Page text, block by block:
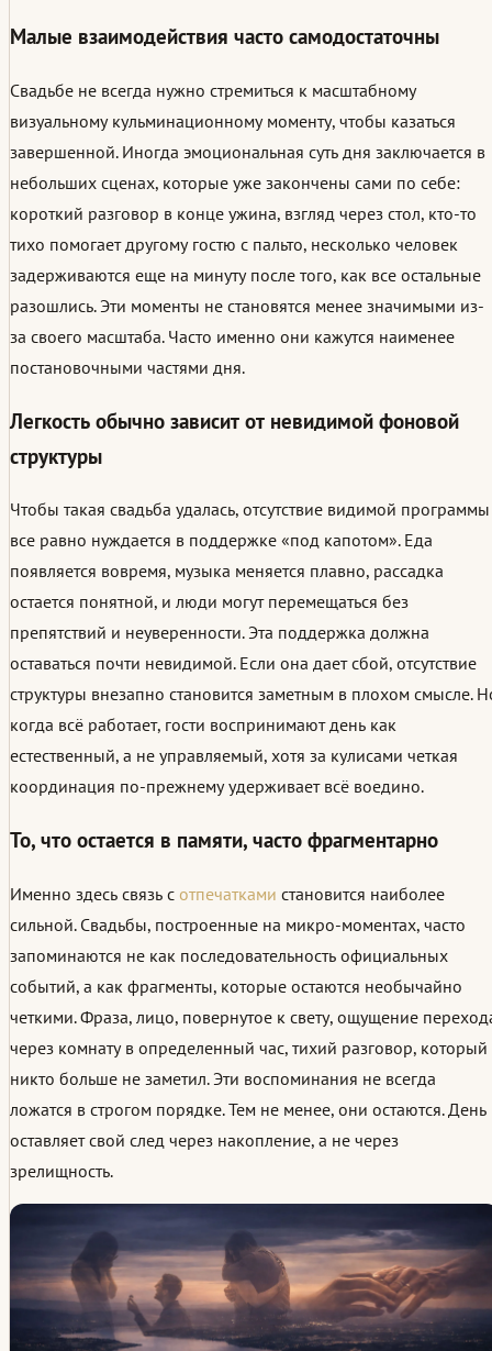
Малые взаимодействия часто самодостаточны
Свадьбе не всегда нужно стремиться к масштабному
визуальному кульминационному моменту, чтобы казаться
завершенной. Иногда эмоциональная суть дня заключается в
небольших сценах, которые уже закончены сами по себе:
короткий разговор в конце ужина, взгляд через стол, кто-то
тихо помогает другому гостю с пальто, несколько человек
задерживаются еще на минуту после того, как все остальные
разошлись. Эти моменты не становятся менее значимыми из-
за своего масштаба. Часто именно они кажутся наименее
постановочными частями дня.
Легкость обычно зависит от невидимой фоновой
структуры
Чтобы такая свадьба удалась, отсутствие видимой программы
все равно нуждается в поддержке «под капотом». Еда
появляется вовремя, музыка меняется плавно, рассадка
остается понятной, и люди могут перемещаться без
препятствий и неуверенности. Эта поддержка должна
оставаться почти невидимой. Если она дает сбой, отсутствие
структуры внезапно становится заметным в плохом смысле.
когда всё работает, гости воспринимают день как
естественный, а не управляемый, хотя за кулисами четкая
координация по-прежнему удерживает всё воедино.
То, что остается в памяти, часто фрагментарно
Именно здесь связь с отпечатками становится наиболее
сильной. Свадьбы, построенные на микро-моментах, часто
запоминаются не как последовательность официальных
событий, а как фрагменты, которые остаются необычайно
четкими. Фраза, лицо, повернутое к свету, ощущение
через комнату в определенный час, тихий разговор, который
никто больше не заметил. Эти воспоминания не всегда
ложатся в строгом порядке. Тем не менее, они остаются. День
оставляет свой след через накопление, а не через
зрелищность.